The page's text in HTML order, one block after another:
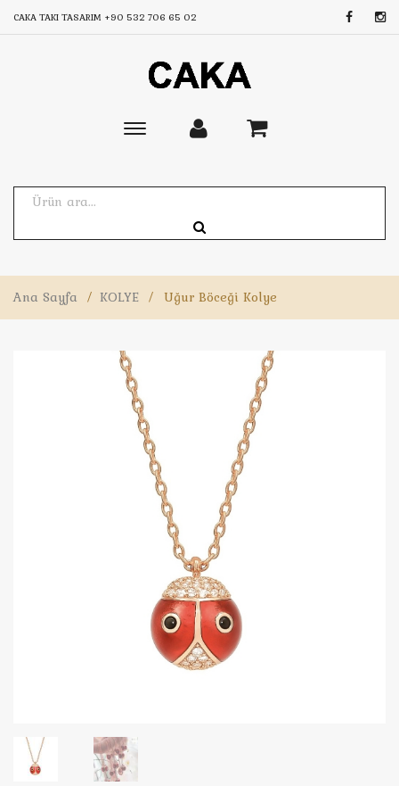
CAKA TAKI TASARIM +90 532 706 65 02
Toggle
Ana Sayfa / KOLYE / Uğur Böceği Kolye